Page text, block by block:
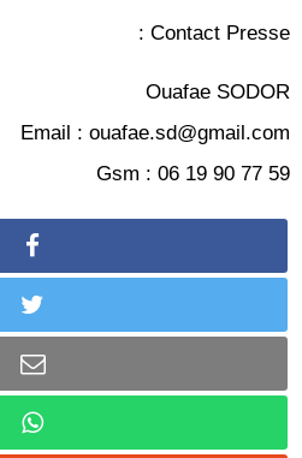
Contact Presse :
Ouafae SODOR
Email : ouafae.sd@gmail.com
Gsm : 06 19 90 77 59